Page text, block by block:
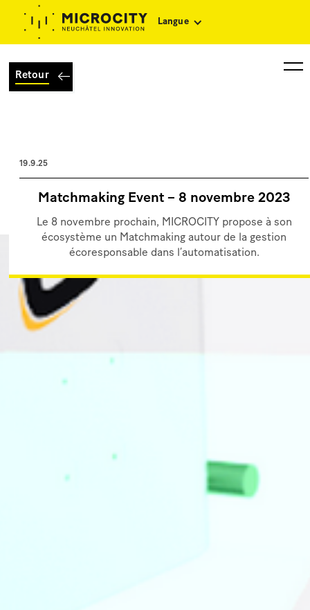
Langue
Retour
19.9.25
Matchmaking Event – 8 novembre 2023
Le 8 novembre prochain, MICROCITY propose à son
écosystème un Matchmaking autour de la gestion
écoresponsable dans l’automatisation.